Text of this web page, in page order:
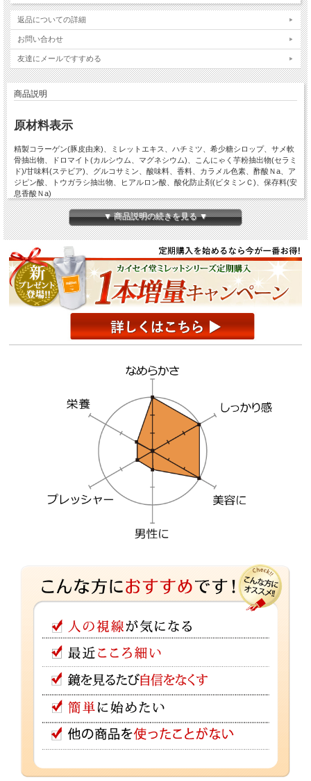
返品についての詳細
お問い合わせ
友達にメールですすめる
商品説明
原材料表示
精製コラーゲン(豚皮由来)、ミレットエキス、ハチミツ、希少糖シロップ、サメ軟
骨抽出物、ドロマイト(カルシウム、マグネシウム)、こんにゃく芋粉抽出物(セラミ
ド)/甘味料(ステビア)、グルコサミン、酸味料、香料、カラメル色素、酢酸Ｎa、ア
ジピン酸、トウガラシ抽出物、ヒアルロン酸、酸化防止剤(ビタミンＣ)、保存料(安
息香酸Ｎa)
生産国：日本
栄養成分表示【100mlあたり】
エネルギー
タンパク質 11.7ｇ
脂質
0.0ｇ
炭水化物
5.2ｇ
食塩相当量
0.117g
主成分量(1本300ml）
4,280mg
360mg
ドロマイト( カルシウム、マグネシウム)
640mg
こんにゃく芋粉抽出物（セラミド）
300mg
▼ 商品説明の続きを見る ▼